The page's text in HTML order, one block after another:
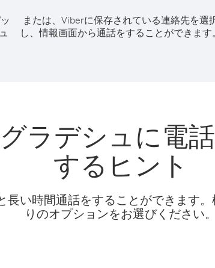
または、Viberに保存されている連絡先を選
し、情報画面から通話をすることができます。
ラデシュに電
するヒント
長い時間通話をすることができます
りのオプションをお選びください。